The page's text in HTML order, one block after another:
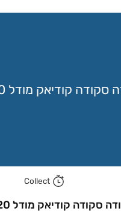
קודיאק מודל 2020 2020
Collect
סקודה קודיאק מודל 2020 2020